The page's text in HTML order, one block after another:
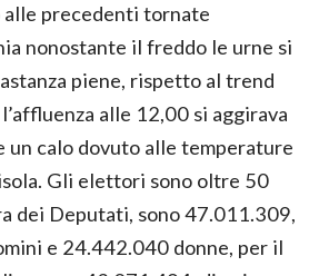
precedenti tornate
nonostante il freddo le urne si
piene, rispetto al trend
alle 12,00 si aggirava
un calo dovuto alle temperature
Gli elettori sono oltre 50
dei Deputati, sono 47.011.309,
e 24.442.040 donne, per il